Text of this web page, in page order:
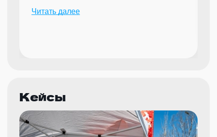
мероприятий.
Читать далее
Кейсы